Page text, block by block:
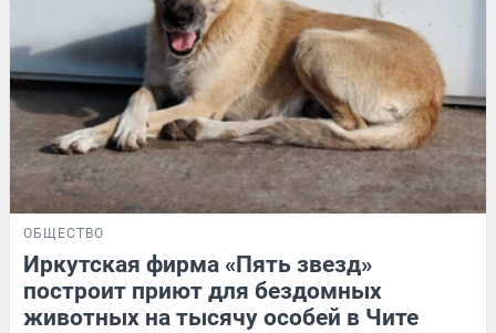
ОБЩЕСТВО
Иркутская фирма «Пять звезд»
построит приют для бездомных
животных на тысячу особей в Чите